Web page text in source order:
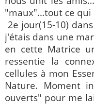
"maux"...tout ce qui
2e jour(15-10)
j'étais dans une
en cette Matrice
ressentie la
cellules à mon
Nature. Moment
ouverts" pour me